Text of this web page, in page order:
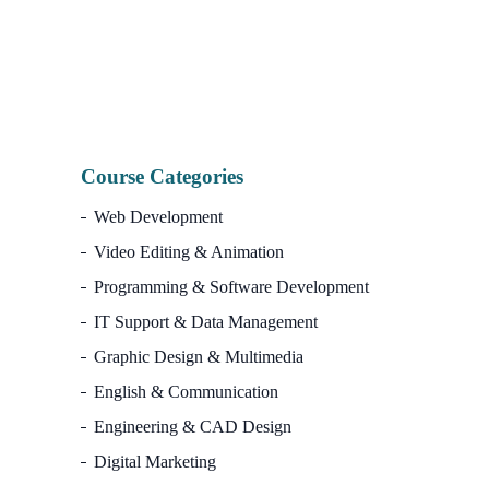
Course Categories
Web Development
Video Editing & Animation
Programming & Software Development
IT Support & Data Management
Graphic Design & Multimedia
English & Communication
Engineering & CAD Design
Digital Marketing